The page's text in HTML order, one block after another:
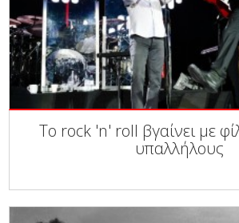
Το rock 'n' roll βγαίνει με
υπαλλήλους